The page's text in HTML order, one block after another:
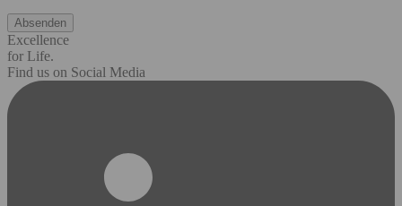
Excellence
for Life.
Find us on Social Media